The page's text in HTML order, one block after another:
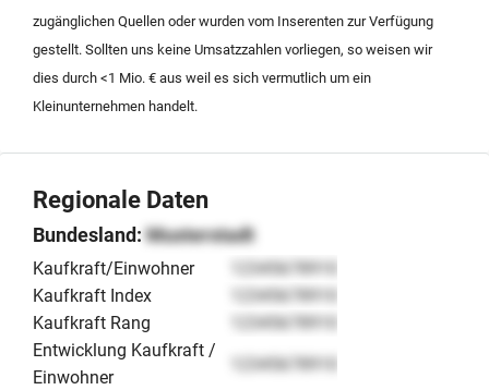
zugänglichen Quellen oder wurden vom Inserenten zur Verfügung
gestellt. Sollten uns keine Umsatzzahlen vorliegen, so weisen wir
dies durch <1 Mio. € aus weil es sich vermutlich um ein
Kleinunternehmen handelt.
Regionale Daten
Bundesland: Musterstadt
Kaufkraft/Einwohner
12345678910
Kaufkraft Index
12345678910
Kaufkraft Rang
12345678910
Entwicklung Kaufkraft /
Einwohner
12345678910